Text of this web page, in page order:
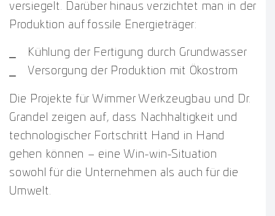
versiegelt. Darüber hinaus verzichtet man in der
Produktion auf fossile Energieträger:
Kühlung der Fertigung durch Grundwasser
Versorgung der Produktion mit Ökostrom
Die Projekte für Wimmer Werkzeugbau und Dr.
Grandel zeigen auf, dass Nachhaltigkeit und
technologischer Fortschritt Hand in Hand
gehen können – eine Win-win-Situation
sowohl für die Unternehmen als auch für die
Umwelt.